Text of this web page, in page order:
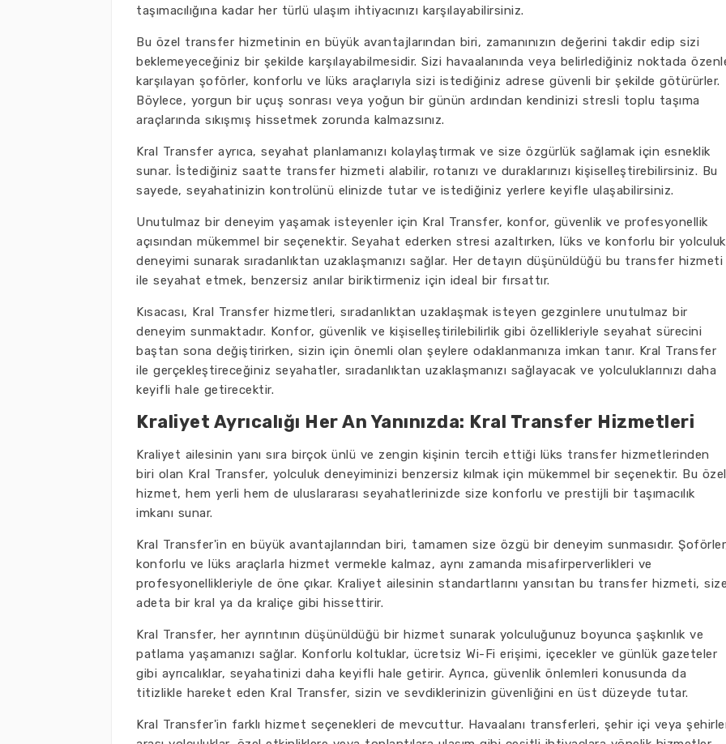
taşımacılığına kadar her türlü ulaşım ihtiyacınızı karşılayabilirsiniz.
Bu özel transfer hizmetinin en büyük avantajlarından biri, zamanınızın değerini takdir edip sizi
beklemeyeceğiniz bir şekilde karşılayabilmesidir. Sizi havaalanında veya belirlediğiniz noktada
karşılayan şoförler, konforlu ve lüks araçlarıyla sizi istediğiniz adrese güvenli bir şekilde götürürler.
Böylece, yorgun bir uçuş sonrası veya yoğun bir günün ardından kendinizi stresli toplu taşıma
araçlarında sıkışmış hissetmek zorunda kalmazsınız.
Kral Transfer ayrıca, seyahat planlamanızı kolaylaştırmak ve size özgürlük sağlamak için esneklik
sunar. İstediğiniz saatte transfer hizmeti alabilir, rotanızı ve duraklarınızı kişiselleştirebilirsiniz. Bu
sayede, seyahatinizin kontrolünü elinizde tutar ve istediğiniz yerlere keyifle ulaşabilirsiniz.
Unutulmaz bir deneyim yaşamak isteyenler için Kral Transfer, konfor, güvenlik ve profesyonellik
açısından mükemmel bir seçenektir. Seyahat ederken stresi azaltırken, lüks ve konforlu bir yolculuk
deneyimi sunarak sıradanlıktan uzaklaşmanızı sağlar. Her detayın düşünüldüğü bu transfer hizmeti
ile seyahat etmek, benzersiz anılar biriktirmeniz için ideal bir fırsattır.
Kısacası, Kral Transfer hizmetleri, sıradanlıktan uzaklaşmak isteyen gezginlere unutulmaz bir
deneyim sunmaktadır. Konfor, güvenlik ve kişiselleştirilebilirlik gibi özellikleriyle seyahat sürecini
baştan sona değiştirirken, sizin için önemli olan şeylere odaklanmanıza imkan tanır. Kral Transfer
ile gerçekleştireceğiniz seyahatler, sıradanlıktan uzaklaşmanızı sağlayacak ve yolculuklarınızı daha
keyifli hale getirecektir.
Kraliyet Ayrıcalığı Her An Yanınızda: Kral Transfer Hizmetleri
Kraliyet ailesinin yanı sıra birçok ünlü ve zengin kişinin tercih ettiği lüks transfer hizmetlerinden
biri olan Kral Transfer, yolculuk deneyiminizi benzersiz kılmak için mükemmel bir seçenektir. Bu özel
hizmet, hem yerli hem de uluslararası seyahatlerinizde size konforlu ve prestijli bir taşımacılık
imkanı sunar.
Kral Transfer'in en büyük avantajlarından biri, tamamen size özgü bir deneyim sunmasıdır.
konforlu ve lüks araçlarla hizmet vermekle kalmaz, aynı zamanda misafirperverlikleri ve
profesyonellikleriyle de öne çıkar. Kraliyet ailesinin standartlarını yansıtan bu transfer hizmeti,
adeta bir kral ya da kraliçe gibi hissettirir.
Kral Transfer, her ayrıntının düşünüldüğü bir hizmet sunarak yolculuğunuz boyunca şaşkınlık ve
patlama yaşamanızı sağlar. Konforlu koltuklar, ücretsiz Wi-Fi erişimi, içecekler ve günlük gazeteler
gibi ayrıcalıklar, seyahatinizi daha keyifli hale getirir. Ayrıca, güvenlik önlemleri konusunda da
titizlikle hareket eden Kral Transfer, sizin ve sevdiklerinizin güvenliğini en üst düzeyde tutar.
Kral Transfer'in farklı hizmet seçenekleri de mevcuttur. Havaalanı transferleri, şehir içi veya